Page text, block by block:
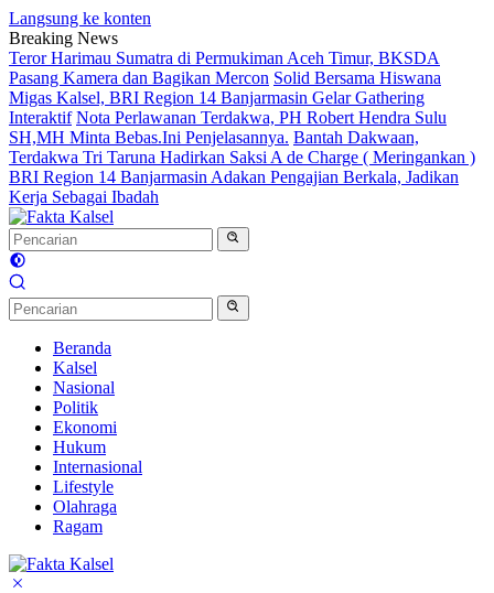
Langsung ke konten
Breaking News
Teror Harimau Sumatra di Permukiman Aceh Timur, BKSDA
Pasang Kamera dan Bagikan Mercon Solid Bersama Hiswana
Migas Kalsel, BRI Region 14 Banjarmasin Gelar Gathering
Interaktif Nota Perlawanan Terdakwa, PH Robert Hendra Sulu
SH,MH Minta Bebas.Ini Penjelasannya. Bantah Dakwaan,
Terdakwa Tri Taruna Hadirkan Saksi A de Charge ( Meringankan )
BRI Region 14 Banjarmasin Adakan Pengajian Berkala, Jadikan
Kerja Sebagai Ibadah
Beranda
Kalsel
Nasional
Politik
Ekonomi
Hukum
Internasional
Lifestyle
Olahraga
Ragam